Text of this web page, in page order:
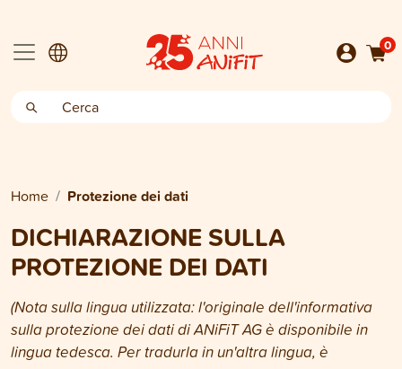
0
Home Protezione dei dati
DICHIARAZIONE SULLA
PROTEZIONE DEI DATI
(Nota sulla lingua utilizzata: l'originale dell'informativa
sulla protezione dei dati di ANiFiT AG è disponibile in
lingua tedesca. Per tradurla in un'altra lingua, è